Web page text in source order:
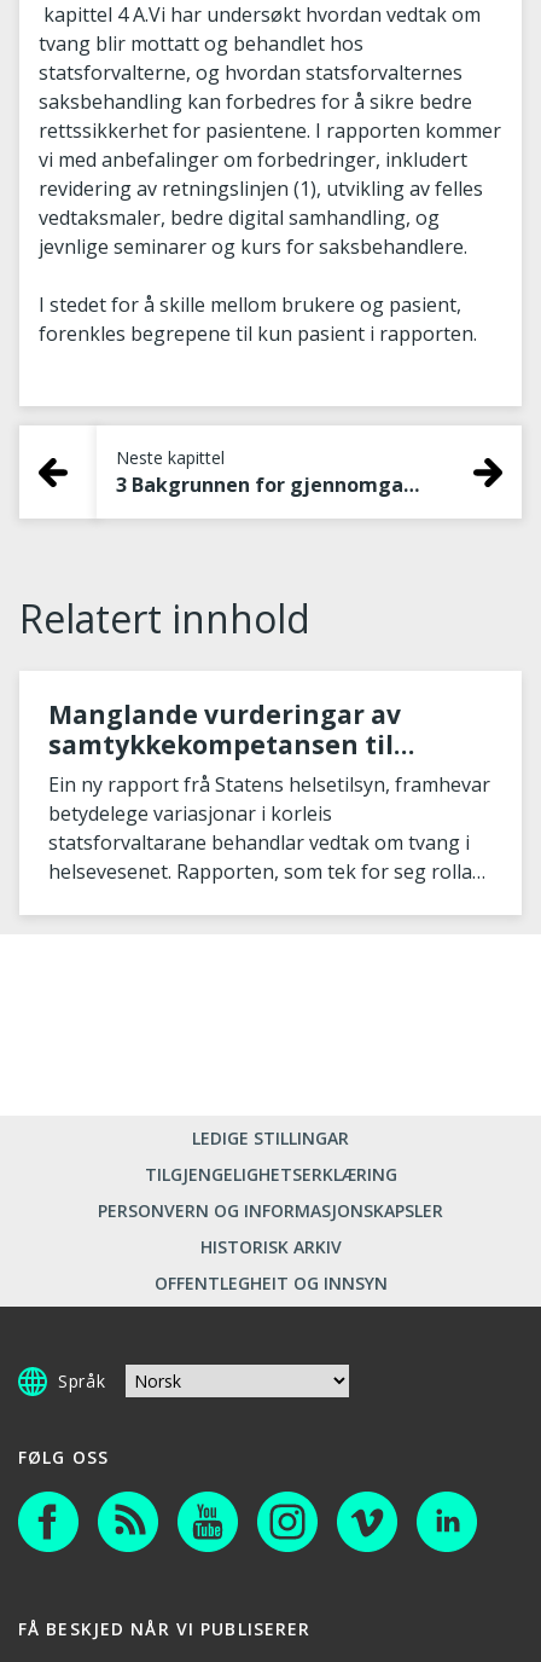
kapittel 4 A.Vi har undersøkt hvordan vedtak om
tvang blir mottatt og behandlet hos
statsforvalterne, og hvordan statsforvalternes
saksbehandling kan forbedres for å sikre bedre
rettssikkerhet for pasientene. I rapporten kommer
vi med anbefalinger om forbedringer, inkludert
revidering av retningslinjen (1), utvikling av felles
vedtaksmaler, bedre digital samhandling, og
jevnlige seminarer og kurs for saksbehandlere.
I stedet for å skille mellom brukere og pasient,
forenkles begrepene til kun pasient i rapporten.
Neste kapittel
3 Bakgrunnen for gjennomgangen av vedtak
Relatert innhold
Manglande vurderingar av
samtykkekompetansen til
pasientar kan føre til ulovleg
bruk av tvang
Ein ny rapport frå Statens helsetilsyn, framhevar
betydelege variasjonar i korleis
statsforvaltarane behandlar vedtak om tvang i
helsevesenet. Rapporten, som tek for seg rolla
LEDIGE STILLINGAR
TILGJENGELIGHETSERKLÆRING
PERSONVERN OG INFORMASJONSKAPSLER
HISTORISK ARKIV
OFFENTLEGHEIT OG INNSYN
Språk
FØLG OSS
FÅ BESKJED NÅR VI PUBLISERER